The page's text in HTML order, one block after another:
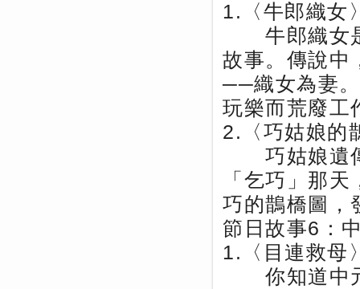
1.〈牛郎織女
牛郎織女是
故事。傳說中
──織女為妻
玩樂而荒廢
2.〈巧姑娘的
巧姑娘遺傳
「乞巧」那
巧的鵲橋圖
節日故事6：
1.〈目連救母
你知道中元